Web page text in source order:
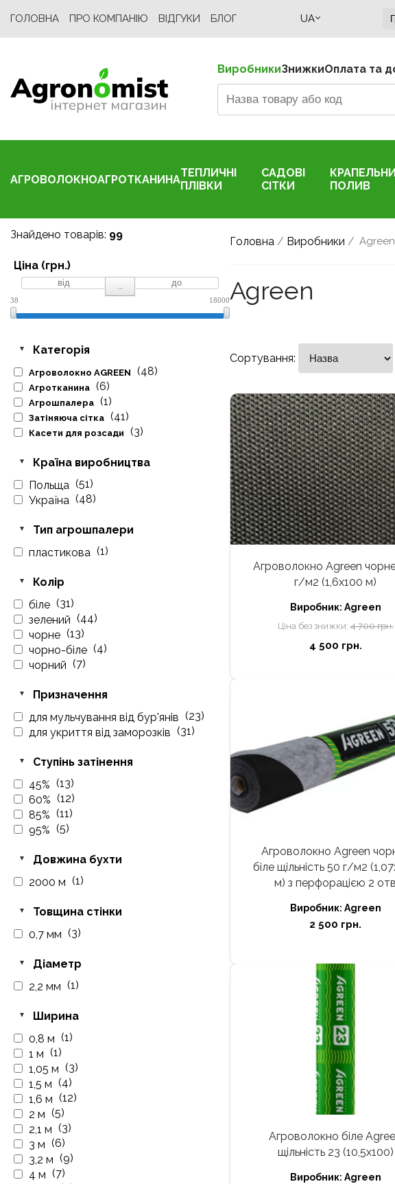
ГОЛОВНА ПРО КОМПАНІЮ ВІДГУКИ БЛОГ UA
ВиробникиЗнижкиОплата та
АГРОВОЛОКНОАГРОТКАНИНАТЕПЛИЧНІ
ПЛІВКИ
САДОВІ
СІТКИ
ПОЛИВ
Знайдено товарів: 99
Ціна (грн.)
...
38 18000
Категорія
Агроволокно AGREEN (48)
Агротканина (6)
Агрошпалера (1)
Затіняюча сітка (41)
Касети для розсади (3)
Країна виробництва
Польща (51)
Україна (48)
Тип агрошпалери
пластикова (1)
Колір
біле (31)
зелений (44)
чорне (13)
чорно-біле (4)
чорний (7)
Призначення
для мульчування від бур'янів (23)
для укриття від заморозків (31)
Ступінь затінення
45% (13)
60% (12)
85% (11)
95% (5)
Довжина бухти
2000 м (1)
Товщина стінки
0,7 мм (3)
Діаметр
2,2 мм (1)
Ширина
0,8 м (1)
1 м (1)
1,05 м (3)
1,5 м (4)
1,6 м (12)
2 м (5)
2,1 м (3)
3 м (6)
3,2 м (9)
4 м (7)
Головна / Виробники / Agreen
Agreen
Сортування:
Агроволокно Agreen
г/м2 (1,6х100 м)
Виробник: Agreen
Ціна без знижки:4 700 грн.
4 500 грн.
Агроволокно Agreen
біле щільність 50 г/м2
м) з перфорацією 2 отв
Виробник: Agreen
2 500 грн.
Агроволокно біле
щільність 23 (10,5х100)
Виробник: Agreen